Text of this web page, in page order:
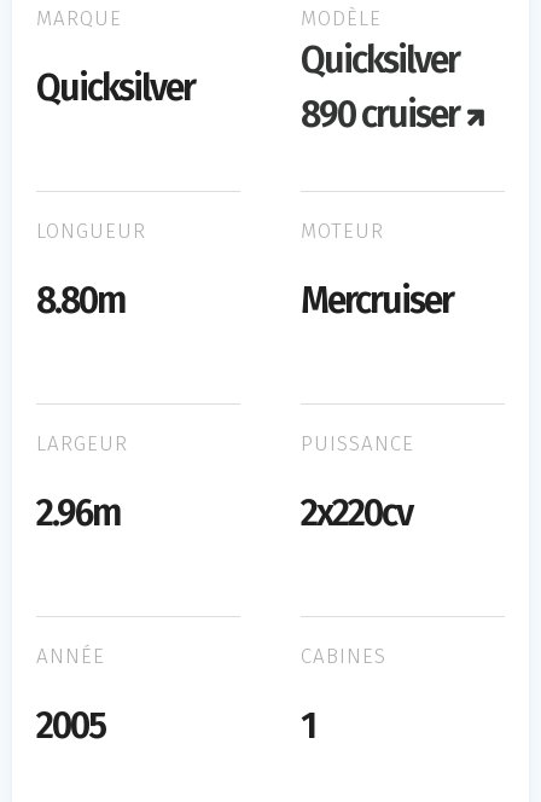
MARQUE
Quicksilver
MODÈLE
Quicksilver
890 cruiser
LONGUEUR
8.80m
MOTEUR
Mercruiser
LARGEUR
2.96m
PUISSANCE
2x220cv
ANNÉE
2005
CABINES
1